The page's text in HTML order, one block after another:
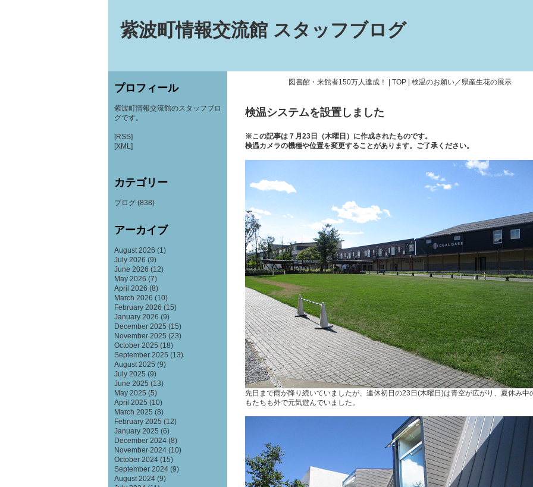
紫波町情報交流館 スタッフブログ
図書館・来館者150万人達成！ TOP| 検温のお願い／県産生花の展示
検温システムを設置しました
※この記事は７月23日（木曜日）に作成されたものです。
検温カメラの機種や位置を変更することがあります。 ご了承ください。
先日まで雨が降り続いていましたが、連休初日の23日(木曜日)は青空が広がり、夏休み中
もたちも外で元気遊んでいました。
プロフィール
紫波町情報交流館のスタッフブロ
グです。
[RSS]
[XML]
カテゴリー
ブログ (838)
アーカイブ
August 2026 (1)
July 2026 (9)
June 2026 (12)
May 2026 (7)
April 2026 (8)
March 2026 (10)
February 2026 (15)
January 2026 (9)
December 2025 (15)
November 2025 (23)
October 2025 (18)
September 2025 (13)
August 2025 (9)
July 2025 (9)
June 2025 (13)
May 2025 (5)
April 2025 (10)
March 2025 (8)
February 2025 (12)
January 2025 (6)
December 2024 (8)
November 2024 (10)
October 2024 (15)
September 2024 (9)
August 2024 (9)